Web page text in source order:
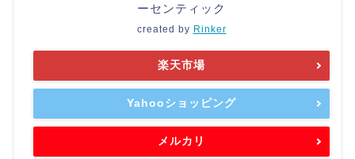
ーセンティック
created by Rinker
楽天市場
Yahooショッピング
メルカリ